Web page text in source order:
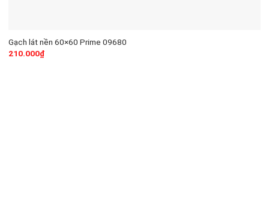
Gạch lát nền 60×60 Prime 09680
210.000₫